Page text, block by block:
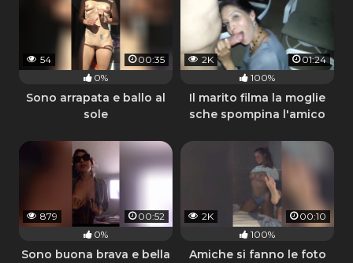
54
00:35
0%
Sono arrapata e ballo al
sole
2K
01:24
100%
Il marito filma la moglie
sche spompina l'amico
879
00:52
0%
Sono buona brava e bella
2K
00:10
100%
Amiche si fanno le foto